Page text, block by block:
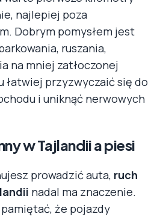
najlepiej poza
Dobrym pomysłem jest
ruszania,
na mniej zatłoczonej
łatwiej przyzwyczaić się do
i uniknąć nerwowych
w Tajlandii a piesi
prowadzić auta, ruch
nadal ma znaczenie.
że pojazdy